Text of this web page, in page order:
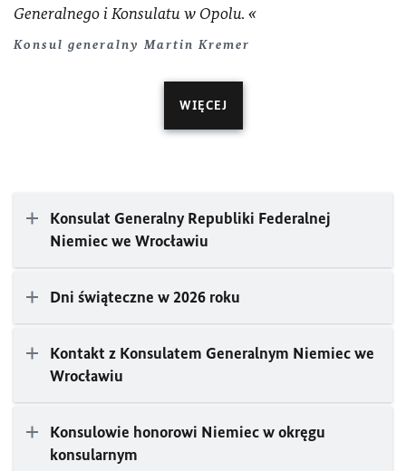
Generalnego i Konsulatu w Opolu.
Konsul generalny Martin Kremer
WIĘCEJ
Konsulat Generalny Republiki Federalnej
Niemiec we Wrocławiu
Dni świąteczne w 2026 roku
Kontakt z Konsulatem Generalnym Niemiec we
Wrocławiu
Konsulowie honorowi Niemiec w okręgu
konsularnym